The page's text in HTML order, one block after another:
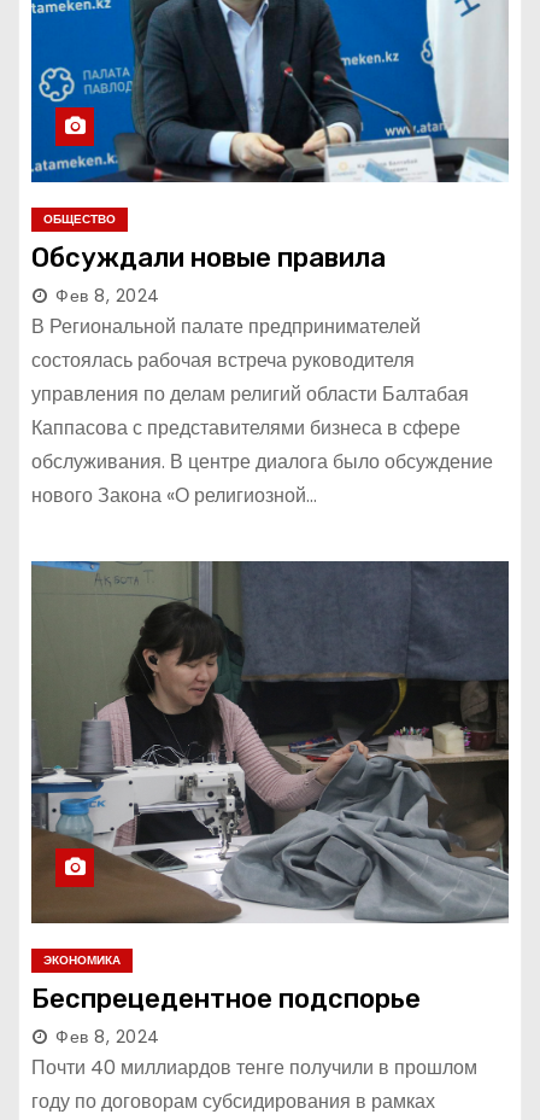
ОБЩЕСТВО
Обсуждали новые правила
Фев 8, 2024
В Региональной палате предпринимателей
состоялась рабочая встреча руководителя
управления по делам религий области Балтабая
Каппасова с представителями бизнеса в сфере
обслуживания. В центре диалога было обсуждение
нового Закона «О религиозной…
ЭКОНОМИКА
Беспрецедентное подспорье
Фев 8, 2024
Почти 40 миллиардов тенге получили в прошлом
году по договорам субсидирования в рамках